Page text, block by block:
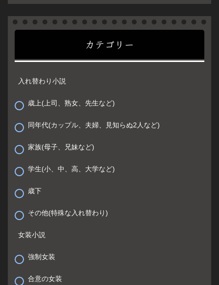
カテゴリー
入れ替わり小説
歳上(上司、熟女、先生など)
同年代(カップル、夫婦、見知らぬ2人など)
家族(母子、兄妹など)
学生(小、中、高、大学など)
歳下
その他(特殊な入れ替わり)
女装小説
強制女装
合意の女装